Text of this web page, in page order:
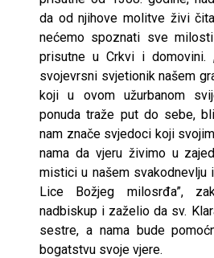
da od njihove molitve živi
nećemo spoznati sve
prisutne u Crkvi i domovini.
svojevrsni svjetionik našem
koji u ovom užurbanom
ponuda traže put do sebe,
nam znače svjedoci koji
nama da vjeru živimo u
mistici u našem svakodnevlju
Lice Božjeg milosrđa”,
nadbiskup i zaželio da sv.
sestre, a nama bude
bogatstvu svoje vjere.